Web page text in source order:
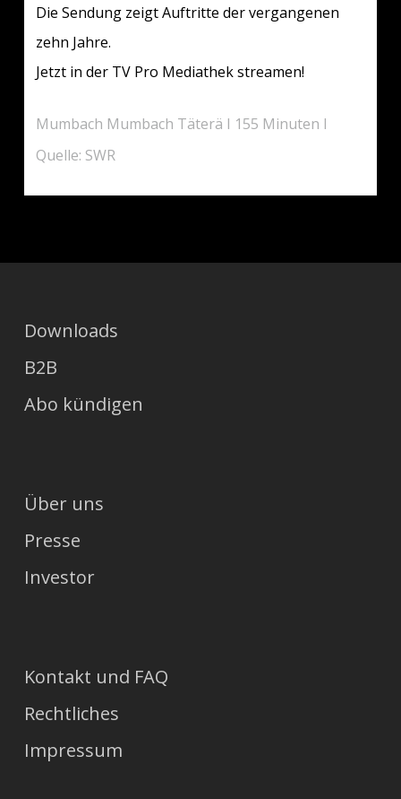
Die Sendung zeigt Auftritte der vergangenen
zehn Jahre.
Jetzt in der TV Pro Mediathek streamen!
Mumbach Mumbach Täterä I 155 Minuten I
Quelle: SWR
Downloads
B2B
Abo kündigen
Über uns
Presse
Investor
Kontakt und FAQ
Rechtliches
Impressum